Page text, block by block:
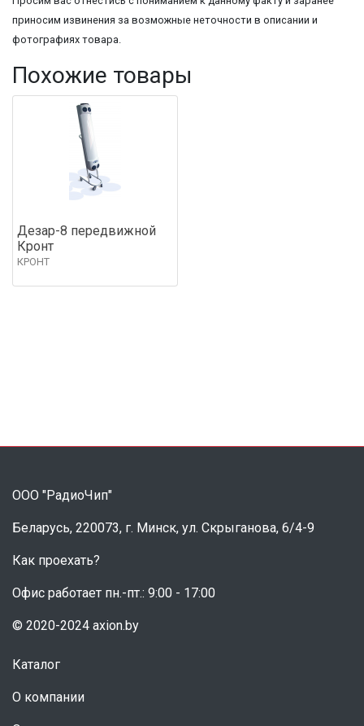
приносим извинения за возможные неточности в описании и
фотографиях товара.
Похожие товары
Дезар-8 передвижной
Кронт
КРОНТ
ООО "РадиоЧип"
Беларусь, 220073, г. Минск, ул. Скрыганова, 6/4-9
Как проехать?
Офис работает пн.-пт.: 9:00 - 17:00
© 2020-2024 axion.by
Каталог
О компании